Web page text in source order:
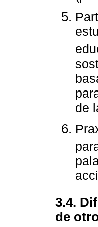
de
3.4.
de